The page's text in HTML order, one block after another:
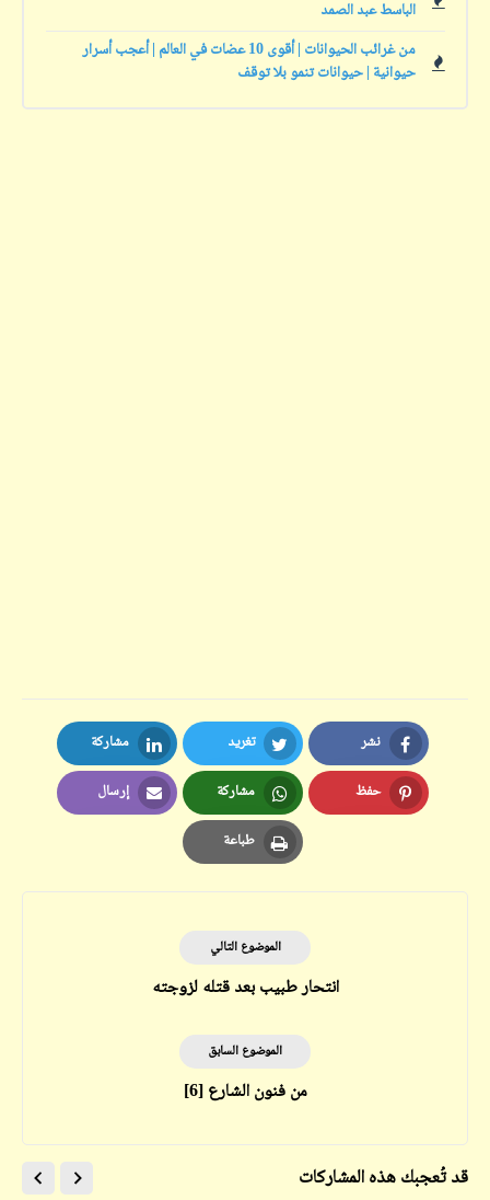
الباسط عبد الصمد
من غرائب الحيوانات | أقوى 10 عضات في العالم | أعجب أسرار
حيوانية | حيوانات تنمو بلا توقف
نشر
Facebook
تغريد
Twitter
مشاركة
LinkedIn
حفظ
Pinterest
مشاركة
Whatsapp
إرسال
Email
طباعة
Print
الموضوع التالي
انتحار طبيب بعد قتله لزوجته
الموضوع السابق
من فنون الشارع [6]
قد تُعجبك هذه المشاركات